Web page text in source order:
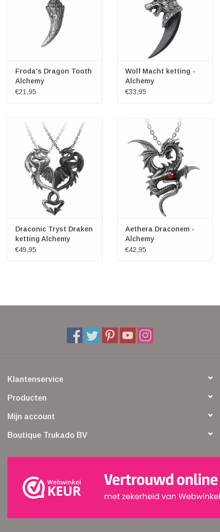
Froda's Dragon Tooth
Alchemy
€21,95
Wolf Macht ketting -
Alchemy
€33,95
Draconic Tryst Draken
ketting Alchemy
€49,95
Aethera Draconem -
Alchemy
€42,95
Klantenservice
Producten
Mijn account
Boutique Trukado BV